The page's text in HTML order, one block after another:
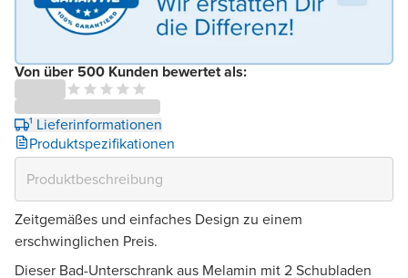
Von über 500 Kunden bewertet als:
¹ Lieferinformationen
Produktspezifikationen
Zeitgemäßes und einfaches Design zu einem
erschwinglichen Preis.
Dieser Bad-Unterschrank aus Melamin mit 2 Schubladen